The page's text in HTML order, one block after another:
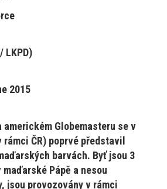
LKPD)
2015
americkém Globemasteru se v
ČR) poprvé představil
barvách. Byť jsou 3
Pápě a nesou
jsou provozovány v rámci